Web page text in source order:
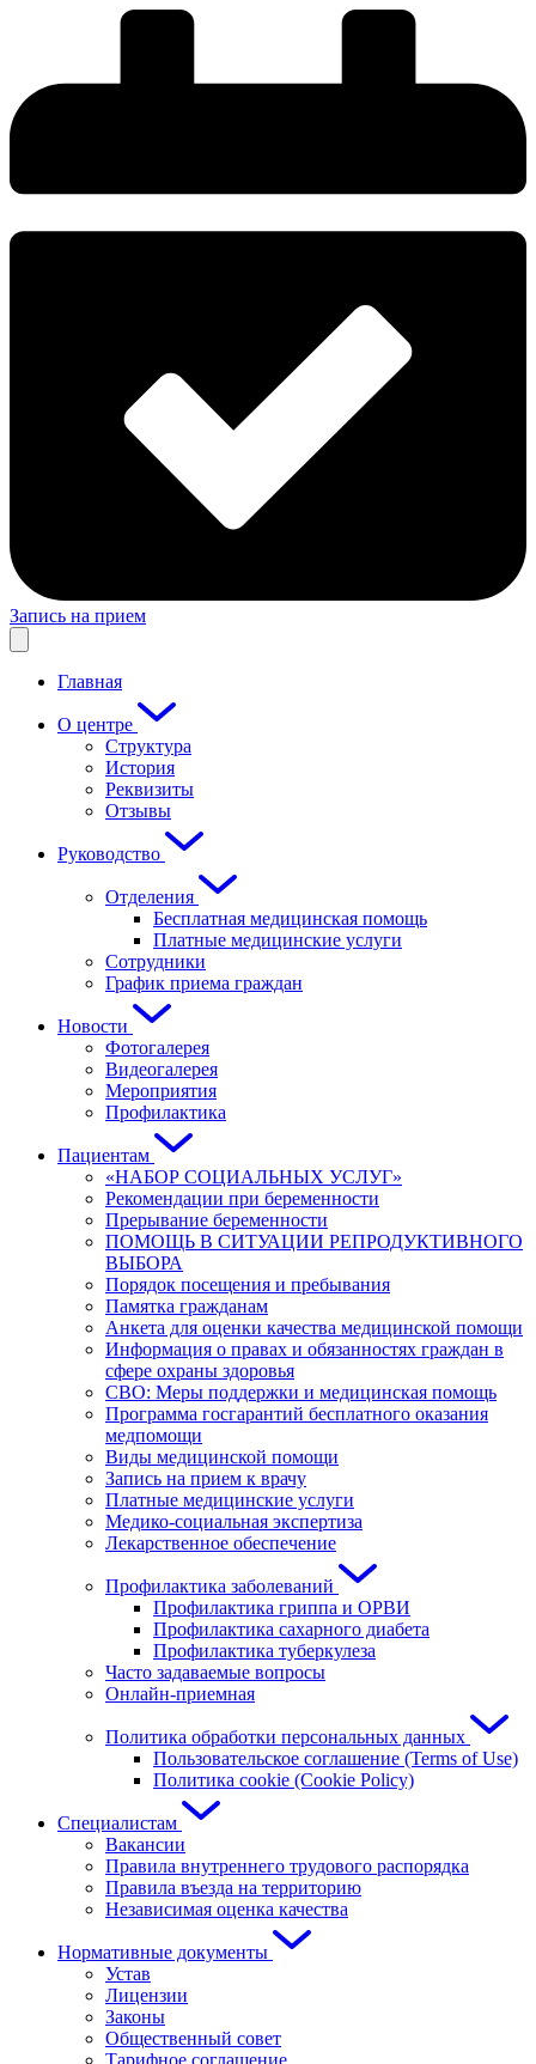
Запись на прием
Главная
О центре
Структура
История
Реквизиты
Отзывы
Руководство
Отделения
Бесплатная медицинская помощь
Платные медицинские услуги
Сотрудники
График приема граждан
Новости
Фотогалерея
Видеогалерея
Мероприятия
Профилактика
Пациентам
«НАБОР СОЦИАЛЬНЫХ УСЛУГ»
Рекомендации при беременности
Прерывание беременности
ПОМОЩЬ В СИТУАЦИИ РЕПРОДУКТИВНОГО
ВЫБОРА
Порядок посещения и пребывания
Памятка гражданам
Анкета для оценки качества медицинской помощи
Информация о правах и обязанностях граждан в
сфере охраны здоровья
СВО: Меры поддержки и медицинская помощь
Программа госгарантий бесплатного оказания
медпомощи
Виды медицинской помощи
Запись на прием к врачу
Платные медицинские услуги
Медико-социальная экспертиза
Лекарственное обеспечение
Профилактика заболеваний
Профилактика гриппа и ОРВИ
Профилактика сахарного диабета
Профилактика туберкулеза
Часто задаваемые вопросы
Онлайн-приемная
Политика обработки персональных данных
Пользовательское соглашение (Terms of Use)
Политика cookie (Cookie Policy)
Специалистам
Вакансии
Правила внутреннего трудового распорядка
Правила въезда на территорию
Независимая оценка качества
Нормативные документы
Устав
Лицензии
Законы
Общественный совет
Тарифное соглашение